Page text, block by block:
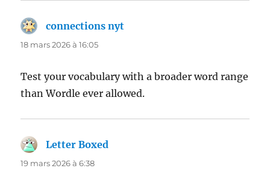
connections nyt
18 mars 2026 à 16:05
Test your vocabulary with a broader word range
than Wordle ever allowed.
Letter Boxed
19 mars 2026 à 6:38